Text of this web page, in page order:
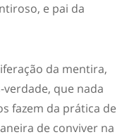
e pai da
da mentira,
que nada
fazem da prática de
de conviver na